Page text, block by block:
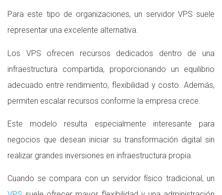
Para este tipo de organizaciones, un servidor VPS suele
representar una excelente alternativa.
Los VPS ofrecen recursos dedicados dentro de una
infraestructura compartida, proporcionando un equilibrio
adecuado entre rendimiento, flexibilidad y costo. Además,
permiten escalar recursos conforme la empresa crece.
Este modelo resulta especialmente interesante para
negocios que desean iniciar su transformación digital sin
realizar grandes inversiones en infraestructura propia.
Cuando se compara con un servidor físico tradicional, un